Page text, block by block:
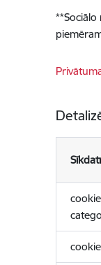
**Sociālo